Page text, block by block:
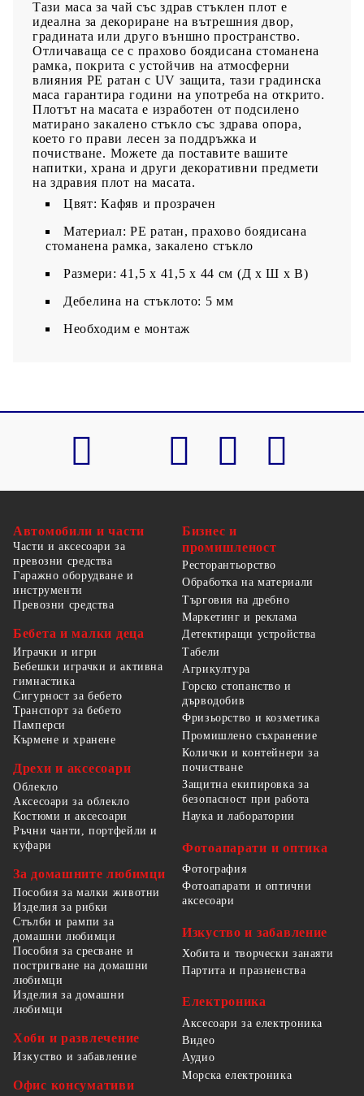
Тази маса за чай със здрав стъклен плот е
идеална за декориране на вътрешния двор,
градината или друго външно пространство.
Отличаваща се с прахово боядисана стоманена
рамка, покрита с устойчив на атмосферни
влияния PE ратан с UV защита, тази градинска
маса гарантира години на употреба на открито.
Плотът на масата е изработен от подсилено
матирано закалено стъкло със здрава опора,
което го прави лесен за поддръжка и
почистване. Можете да поставите вашите
напитки, храна и други декоративни предмети
на здравия плот на масата.
Цвят: Кафяв и прозрачен
Материал: PE ратан, прахово боядисана
стоманена рамка, закалено стъкло
Размери: 41,5 x 41,5 x 44 см (Д x Ш x В)
Дебелина на стъклото: 5 мм
Необходим е монтаж
Автомобили и части
Части и аксесоари за
превозни средства
Гаражно оборудване и
инструменти
Превозни средства
Бебета и малки деца
Играчки и игри
Бебешки играчки и активна
гимнастика
Сигурност за бебето
Транспорт за бебето
Памперси
Кърмене и хранене
Дрехи и аксесоари
Облекло
Аксесоари за облекло
Костюми и аксесоари
Ръчни чанти, портфейли и
куфари
За домашните любимци
Пособия за малки животни
Изделия за рибки
Стълби и рампи за
домашни любимци
Пособия за сресване и
постригване на домашни
любимци
Изделия за домашни
любимци
Хоби и развлечение
Изкуство и забавление
Офис консумативи
Бизнес и
промишленост
Ресторантьорство
Обработка на материали
Търговия на дребно
Маркетинг и реклама
Детектиращи устройства
Табели
Агрикултура
Горско стопанство и
дърводобив
Фризьорство и козметика
Промишлено съхранение
Колички и контейнери за
почистване
Защитна екипировка за
безопасност при работа
Наука и лаборатории
Фотоапарати и оптика
Фотография
Фотоапарати и оптични
аксесоари
Изкуство и забавление
Хобита и творчески занаяти
Партита и празненства
Електроника
Аксесоари за електроника
Видео
Аудио
Морска електроника